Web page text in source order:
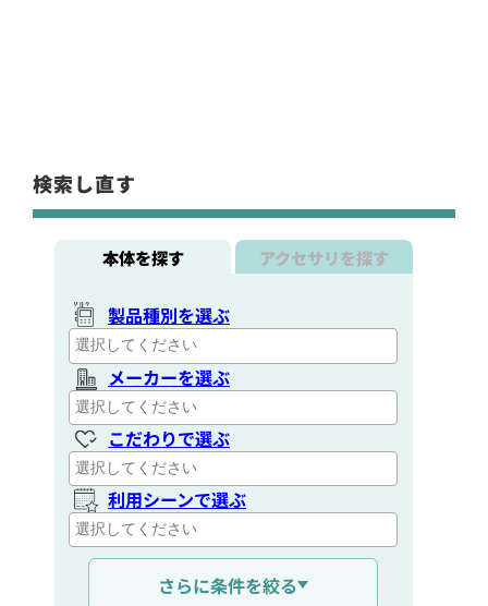
検索し直す
本体を探す アクセサリを探す
製品種別を選ぶ
メーカーを選ぶ
こだわりで選ぶ
利用シーンで選ぶ
通信距離を選ぶ
さらに条件を絞る